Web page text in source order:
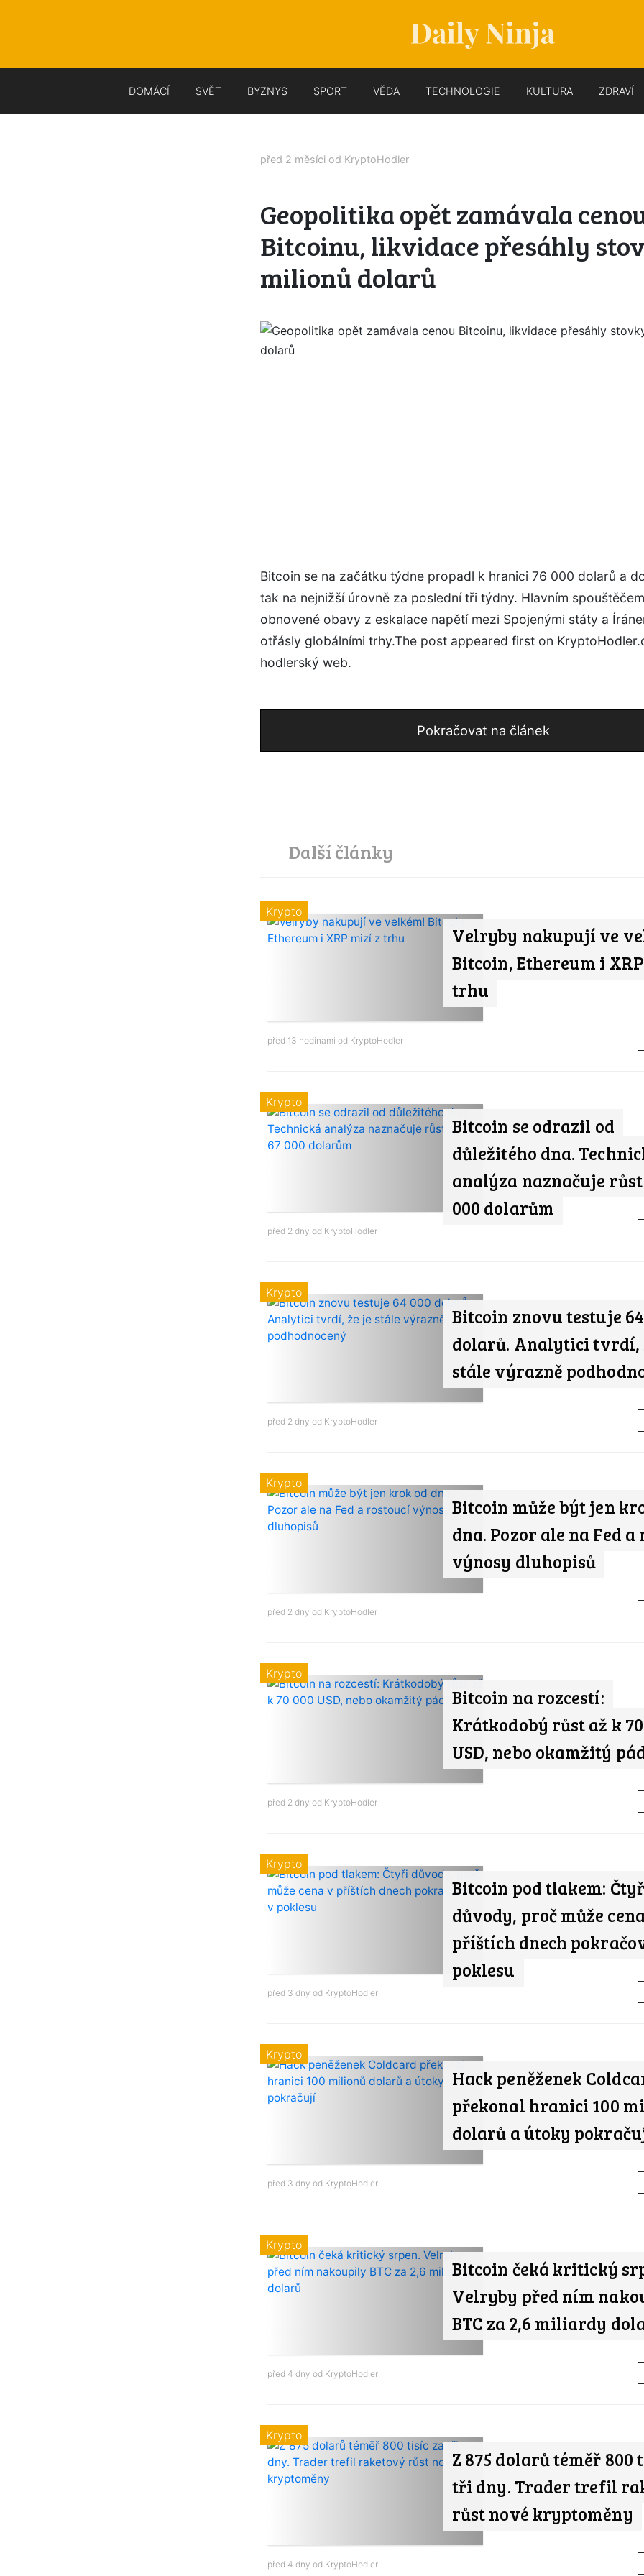
DOMÁCÍ SVĚT BYZNYS SPORT VĚDA TECHNOLOGIE KULTURA ZDRAVÍ
před 2 měsíci od KryptoHodler
Geopolitika opět zamávala
Bitcoinu, likvidace přesáhly
milionů dolarů
Bitcoin se na začátku týdne propadl k hranici 76 000 dolarů a
tak na nejnižší úrovně za poslední tři týdny. Hlavním
obnovené obavy z eskalace napětí mezi Spojenými státy a
otřásly globálními trhy.The post appeared first on
hodlerský web.
Pokračovat na článek
Další články
Velryby nakupují ve
Bitcoin, Ethereum i
trhu
Krypto
před 13 hodinami od KryptoHodler
Bitcoin se odrazil od
důležitého dna.
analýza naznačuje růst
000 dolarům
Krypto
před 2 dny od KryptoHodler
Bitcoin znovu testuje
dolarů. Analytici tvrdí,
stále výrazně
Krypto
před 2 dny od KryptoHodler
Bitcoin může být jen
dna. Pozor ale na Fed
výnosy dluhopisů
Krypto
před 2 dny od KryptoHodler
Bitcoin na rozcestí:
Krátkodobý růst až k
USD, nebo okamžitý
Krypto
před 2 dny od KryptoHodler
Bitcoin pod tlakem:
důvody, proč může
příštích dnech
poklesu
Krypto
před 3 dny od KryptoHodler
Hack peněženek
překonal hranici 100
dolarů a útoky
Krypto
před 3 dny od KryptoHodler
Bitcoin čeká kritický
Velryby před ním
BTC za 2,6 miliardy
Krypto
před 4 dny od KryptoHodler
Z 875 dolarů téměř 800
tři dny. Trader trefil
růst nové kryptoměny
Krypto
před 4 dny od KryptoHodler